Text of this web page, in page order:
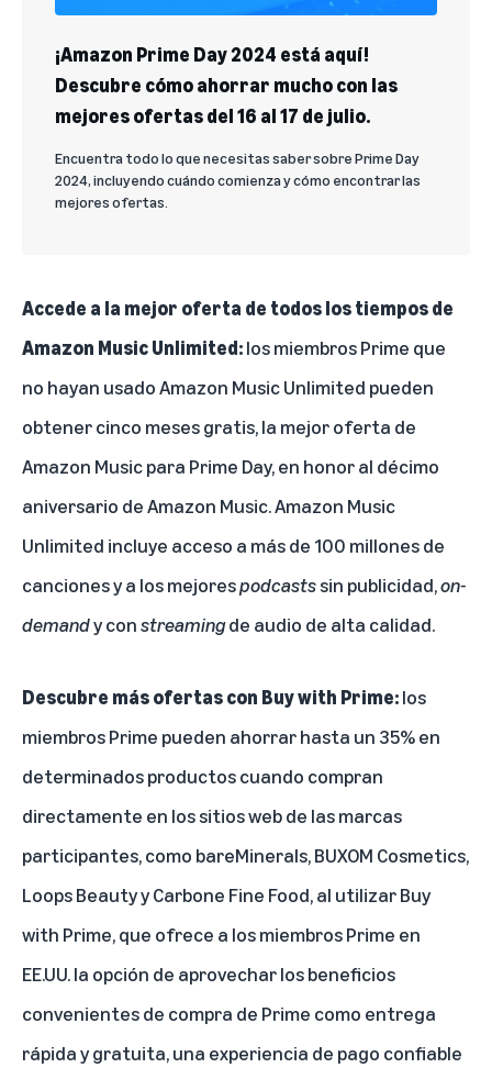
¡Amazon Prime Day 2024 está aquí!
Descubre cómo ahorrar mucho con las
mejores ofertas del 16 al 17 de julio.
Encuentra todo lo que necesitas saber sobre Prime Day
2024, incluyendo cuándo comienza y cómo encontrar las
mejores ofertas.
Accede a la mejor oferta de todos los tiempos de
Amazon Music Unlimited:los miembros Prime que
no hayan usado Amazon Music Unlimited pueden
obtenercinco meses gratis, la mejor oferta de
Amazon Music para Prime Day, en honor al décimo
aniversario de Amazon Music. Amazon Music
Unlimited incluye acceso a más de 100 millones de
canciones y a los mejorespodcastssin publicidad,on-
demandy constreamingde audio de alta calidad.
Descubre más ofertas con Buy with Prime:los
miembros Prime pueden ahorrar hasta un 35% en
determinados productos cuando compran
directamente en los sitios web de las marcas
participantes, como bareMinerals, BUXOM Cosmetics,
Loops Beauty y Carbone Fine Food, al utilizar Buy
with Prime, que ofrece a los miembros Prime en
EE.UU. la opción de aprovechar los beneficios
convenientes de compra de Prime como entrega
rápida y gratuita, una experiencia de pago confiable